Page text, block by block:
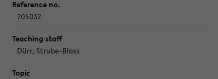
205032
Dürr, Strube-Bloss